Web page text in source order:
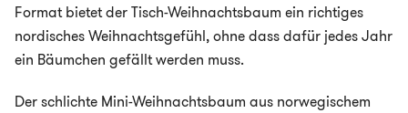
Format bietet der Tisch-Weihnachtsbaum ein richtiges
nordisches Weihnachtsgefühl, ohne dass dafür jedes Jahr
ein Bäumchen gefällt werden muss.
Der schlichte Mini-Weihnachtsbaum aus norwegischem